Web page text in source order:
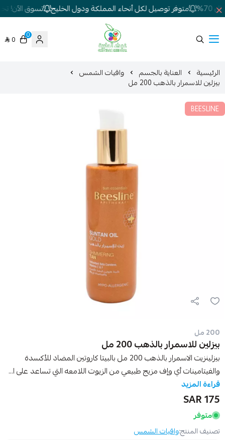
متوفر توصيل لكل أنحاء المملكة ودول الخليج تسوق الآن!
شركة غيداء المتطورة الطبية
0
0
الرئيسية العناية بالجسم واقيات الشمس
بيزلين للاسمرار بالذهب 200 مل
BEESLINE
200 مل
بيزلين للاسمرار بالذهب 200 مل
بيزلينزيت الاسمرار بالذهب 200 مل بالبيتا كاروتين المضاد للأكسدة
والفيتامينات أي وإف مزيج طبيعي من الزيوت اللامعه التي تساعد على ا...
قراءة المزيد
175 SAR
متوفر
تصنيف المنتج:واقيات الشمس